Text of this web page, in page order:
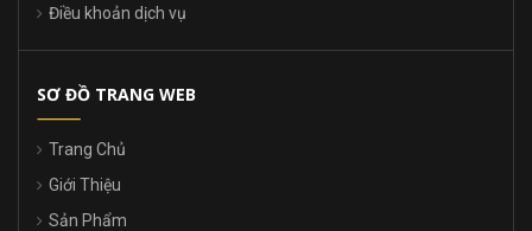
Điều khoản dịch vụ
SƠ ĐỒ TRANG WEB
Trang Chủ
Giới Thiệu
Sản Phẩm